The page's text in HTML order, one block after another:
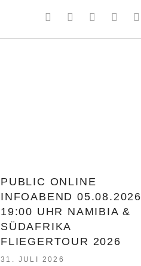
PUBLIC ONLINE
INFOABEND 05.08.2026
19:00 UHR NAMIBIA &
SÜDAFRIKA
FLIEGERTOUR 2026
31. JULI 2026